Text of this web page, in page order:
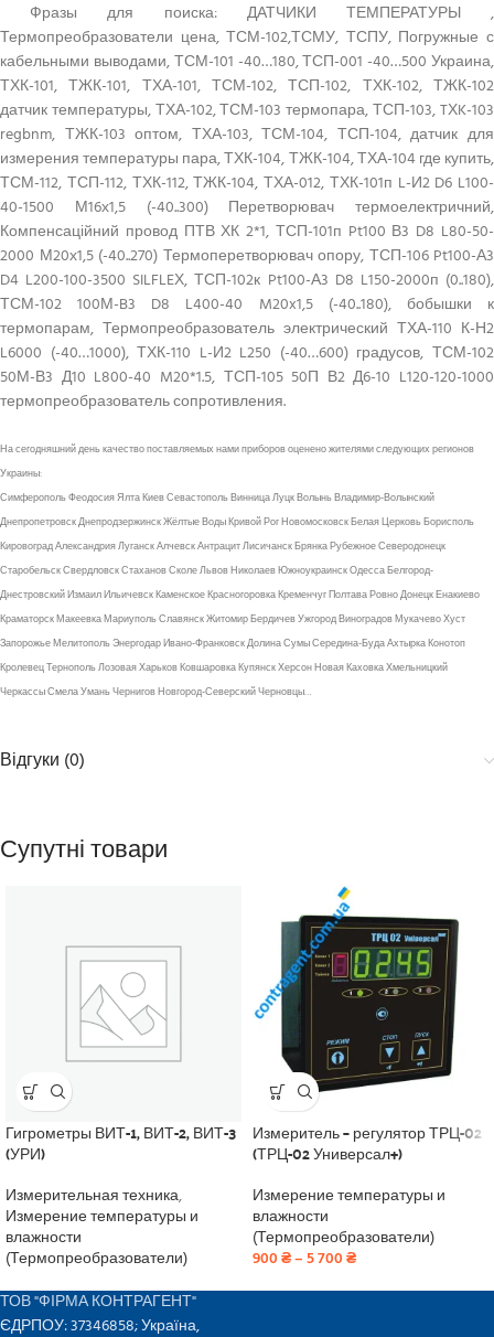
Фразы для поиска: ДАТЧИКИ ТЕМПЕРАТУРЫ ,
Термопреобразователи цена, ТСМ-102,ТСМУ, ТСПУ, Погружные с
кабельными выводами, ТСМ-101 -40…180, ТСП-001 -40…500 Украина,
ТХК-101, ТЖК-101, ТХА-101, ТСМ-102, ТСП-102, ТХК-102, ТЖК-102
датчик температуры, ТХА-102, ТСМ-103 термопара, ТСП-103, TХK-103
regbnm, ТЖК-103 оптом, ТХА-103, ТСМ-104, ТСП-104, датчик для
измерения температуры пара, ТХК-104, ТЖК-104, ТХА-104 где купить,
ТСМ-112, ТСП-112, ТХК-112, ТЖК-104, ТХА-012, ТХК-101п L-И2 D6 L100-
40-1500 М16х1,5 (-40..300) Перетворювач термоелектричний,
Компенсаційний провод ПТВ ХК 2*1, ТСП-101п Pt100 В3 D8 L80-50-
2000 М20х1,5 (-40..270) Термоперетворювач опору, ТСП-106 Pt100-А3
D4 L200-100-3500 SILFLEХ, ТСП-102к Pt100-А3 D8 L150-2000п (0..180),
ТСМ-102 100М-B3 D8 L400-40 M20x1,5 (-40..180), бобышки к
термопарам, Термопреобразователь электрический ТХА-110 К-Н2
L6000 (-40…1000), ТХК-110 L-И2 L250 (-40…600) градусов, ТСМ-102
50М-В3 Д10 L800-40 M20*1.5, ТСП-105 50П В2 Д6-10 L120-120-1000
термопреобразователь сопротивления.
На сегодняшний день качество поставляемых нами приборов оценено жителями следующих регионов
Украины:
Симферополь Феодосия Ялта Киев Севастополь Винница Луцк Волынь Владимир-Волынский
Днепропетровск Днепродзержинск Жёлтые Воды Кривой Рог Новомосковск Белая Церковь Борисполь
Кировоград Александрия Луганск Алчевск Антрацит Лисичанск Брянка Рубежное Северодонецк
Старобельск Свердловск Стаханов Сколе Львов Николаев Южноукраинск Одесса Белгород-
Днестровский Измаил Ильичевск Каменское Красногоровка Кременчуг Полтава Ровно Донецк Енакиево
Краматорск Макеевка Мариуполь Славянск Житомир Бердичев Ужгород Виноградов Мукачево Хуст
Запорожье Мелитополь Энергодар Ивано-Франковск Долина Сумы Середина-Буда Ахтырка Конотоп
Кролевец Тернополь Лозовая Харьков Ковшаровка Купянск Херсон Новая Каховка Хмельницкий
Черкассы Смела Умань Чернигов Новгород-Северский Черновцы…
Відгуки (0)
Супутні товари
Гигрометры ВИТ-1, ВИТ-2, ВИТ-3
(УРИ)
Измерительная техника,
Измерение температуры и
влажности
(Термопреобразователи)
Измеритель – регулятор ТРЦ-02
(ТРЦ-02 Универсал+)
Измерение температуры и
влажности
(Термопреобразователи)
900₴–5 700₴
ТОВ "ФІРМА КОНТРАГЕНТ"
ЄДРПОУ: 37346858; Україна,